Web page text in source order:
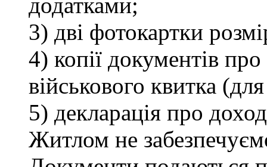
3) дві фотокартки
4) копії документів
військового квитка
5) декларація про
Житлом не